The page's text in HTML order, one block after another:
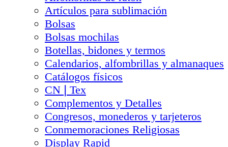
Artículos para sublimación
Bolsas
Bolsas mochilas
Botellas, bidones y termos
Calendarios, alfombrillas y almanaques
Catálogos físicos
CN❘Tex
Complementos y Detalles
Congresos, monederos y tarjeteros
Conmemoraciones Religiosas
Display Rapid